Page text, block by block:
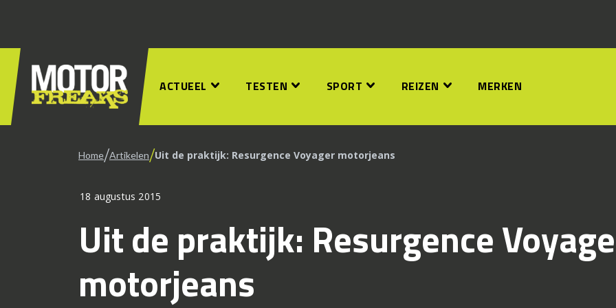
ACTUEEL TESTEN SPORT REIZEN MERKEN
Home/Artikelen/Uit de praktijk: Resurgence Voyager motorjeans
18 augustus 2015
Uit de praktijk: Resurgence
motorjeans